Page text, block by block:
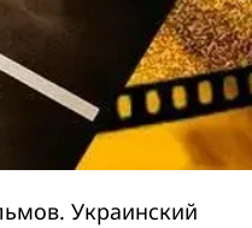
Украинский